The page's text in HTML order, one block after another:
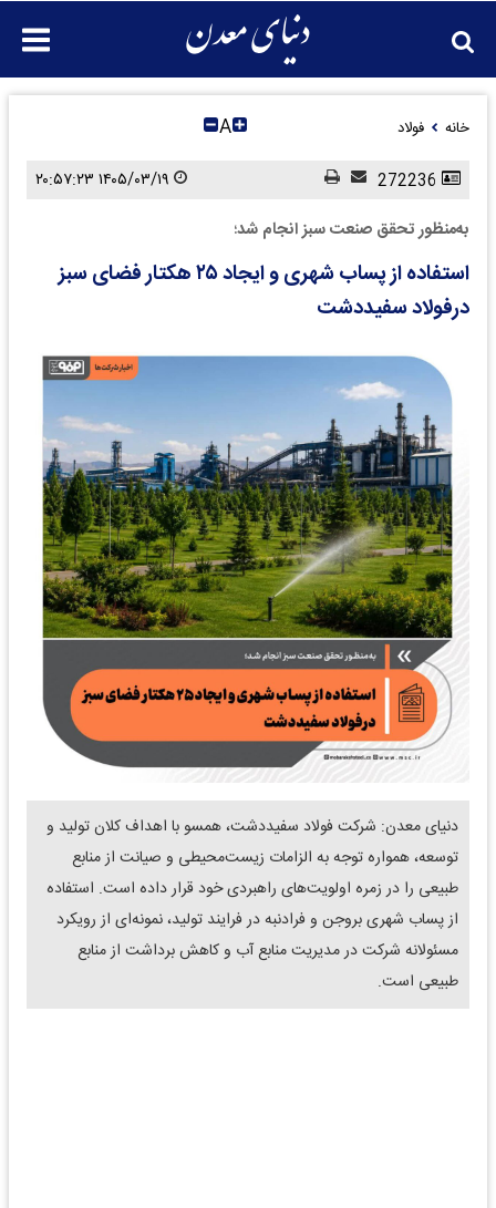
خانه فولاد A
به‌منظور تحقق صنعت سبز انجام شد؛
استفاده از پساب شهری و ایجاد ۲۵ هکتار فضای سبز
درفولاد سفیددشت
دنیای معدن: شرکت فولاد سفیددشت، همسو با اهداف کلان تولید و
توسعه، همواره توجه به الزامات زیست‌محیطی و صیانت از منابع
طبیعی را در زمره اولویت‌های راهبردی خود قرار داده است. استفاده
از پساب شهری بروجن و فرادنبه در فرایند تولید، نمونه‌ای از رویکرد
مسئولانه شرکت در مدیریت منابع آب و کاهش برداشت از منابع
طبیعی است.